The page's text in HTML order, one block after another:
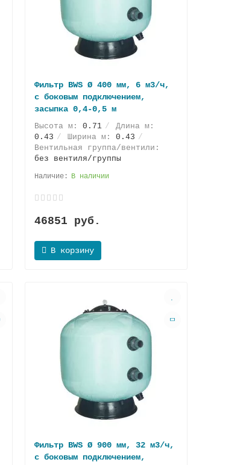
Фильтр BWS Ø 400 мм, 6 м3/ч,
с боковым подключением,
засыпка 0,4-0,5 м
Высота м: 0.71
Длина м:
0.43
Ширина м: 0.43
Вентильная группа/вентили:
без вентиля/группы
В наличии
46851 руб.
В корзину
Фильтр BWS Ø 900 мм, 32 м3/ч,
с боковым подключением,